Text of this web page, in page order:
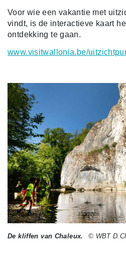
Voor wie een vakantie met
vindt, is de interactieve kaart
ontdekking te gaan.
www.visitwallonia.be/
De kliffen van Chaleux. © WBT